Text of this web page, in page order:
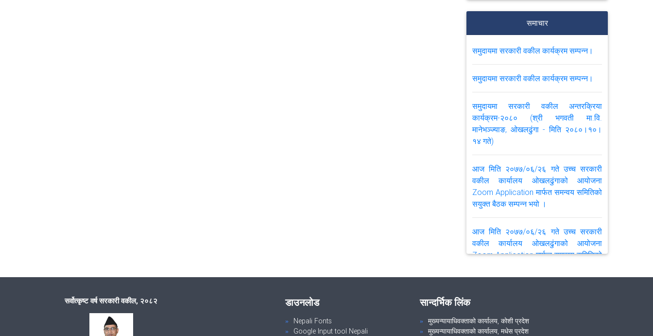
समाचार
समुदायमा सरकारी वकील कार्यक्रम सम्पन्न।
समुदायमा सरकारी वकील कार्यक्रम सम्पन्न।
समुदायमा सरकारी वकील अन्तरक्रिया
कार्यक्रम-२०८० (श्री भगवती मा.वि.
मानेभञ्ज्याङ, ओखलढुंगा - मिति २०८०।१०।
१४ गते)
आज मिति २०७७/०६/२६ गते उच्च सरकारी
वकील कार्यालय ओखलढुंगाको आयोजना
Zoom Application मार्फत समन्वय समितिको
सयुक्त बैठक सम्पन्न भयो ।
आज मिति २०७७/०६/२६ गते उच्च सरकारी
वकील कार्यालय ओखलढुंगाको आयोजना
Zoom Application मार्फत समन्वय समितिको
Zoom Application मार्फत समन्वय समितिको
सयुक्त बैठक सम्पन्न भयो ।
सर्वोत्कृष्ट वर्ष सरकारी वकील, २०८२ डाउनलोड
Nepali Fonts
Google Input tool Nepali
सान्दर्भिक लिंक
मुख्यन्यायाधिवक्ताको कार्यालय, कोशी प्रदेश
मुख्यन्यायाधिवक्ताको कार्यालय, मधेस प्रदेश